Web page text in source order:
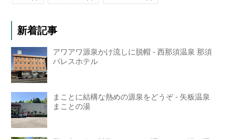
新着記事
アワアワ源泉かけ流しに脱帽 - 西那須温泉 那須
パレスホテル
まことに結構な熱めの源泉をどうぞ - 矢板温泉
まことの湯